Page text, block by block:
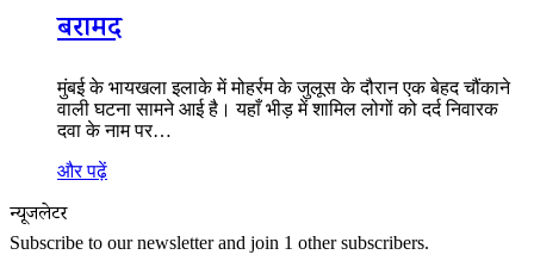
बरामद
मुंबई के भायखला इलाके में मोहर्रम के जुलूस के दौरान एक बेहद चौंकाने
वाली घटना सामने आई है। यहाँ भीड़ में शामिल लोगों को दर्द निवारक
दवा के नाम पर…
और पढ़ें
न्यूजलेटर
Subscribe to our newsletter and join 1 other subscribers.